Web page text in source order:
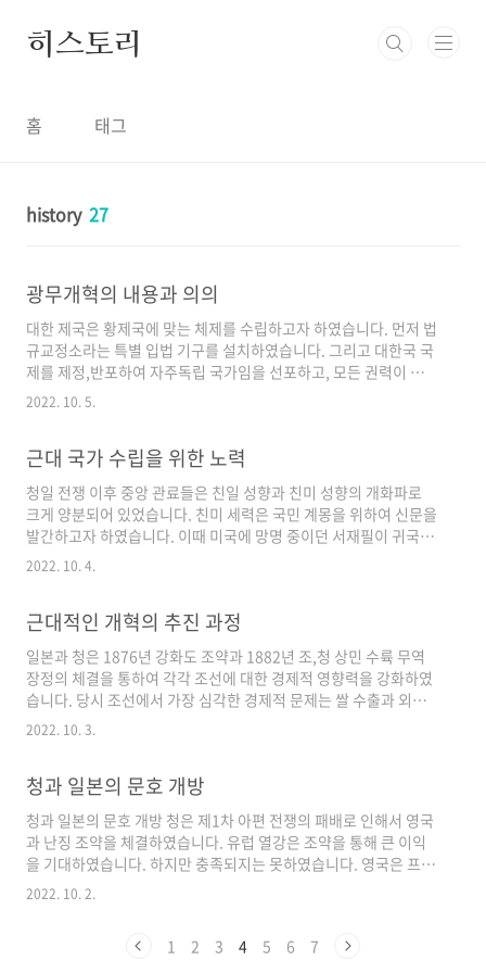
히스토리
홈 태그
history 27
광무개혁의 내용과 의의
대한 제국은 황제국에 맞는 체제를 수립하고자 하였습니다. 먼저 법
규교정소라는 특별 입법 기구를 설치하였습니다. 그리고 대한국 국
제를 제정,반포하여 자주독립 국가임을 선포하고, 모든 권력이 황제
에게 있는 전제 국가임을 천명하였습니다. 이처럼 대한 제국은 국권
화를 이룩하고자 군권을 막강하게 만들었습니다. 또한, 주권의 소재
를 명확히 하기 위해 그 근거를 만국 공법에서 얻었는데, 이는 대한
제국이 근대 주권 국가를 이루겠다는 뜻을 포함하고 있습니다. 대한
제국은 국제를 근간으로 하여 1899년 청과 대등한 통상 조약을 체
결하였습니다. 이는 근대적 외교 관계의 수립을 의미하였습니다.
또..
2022. 10. 5.
근대 국가 수립을 위한 노력
청일 전쟁 이후 중앙 관료들은 친일 성향과 친미 성향의 개화파로
크게 양분되어 있었습니다. 친미 세력은 국민 계몽을 위하여 신문을
발간하고자 하였습니다. 이때 미국에 망명 중이던 서재필이 귀국하
여 정부의 지원을 받아 독립신문을 발간하였습니다. 독립신문은 조
적으로 자주독립을 알리기 위한 영문판으로 보급하였습니다. 이어
자주독립에 대한 상징적인 의미로 독립문을 세우고자 하였고, 이를
세우기 위하여 독립 협회를 창건하였습니다. 지식인들과 정부 내의
개혁적 성향의 관료들을 중심으로 조직하여, 초대 회장은 안경수,
위원장은 이완용이 되었습니다. 서재필은 다시 미국인으로 귀화한
신분이었기 ..
2022. 10. 4.
근대적인 개혁의 추진 과정
일본과 청은 1876년 강화도 조약과 1882년 조,청 상민 수륙 무역
장정의 체결을 통하여 각각 조선에 대한 경제적 영향력을 강화하였
습니다. 당시 조선에서 가장 심각한 경제적 문제는 쌀 수출과 외국
산 면제품의 수입이었습니다. 일본과 청은 값싼 영국산 면제품을 수
데 일본은 조선과의 무역에서 많은 이익을 얻었기 때문에 막대한 양
의 쌀을 조선에서 값싸게 수입할 수 있었습니다.반면 조선에서는 쌀
의 대량 유출로 인해 쌀값이 폭등하게 되었습니다. 대지주들은 쌀값
상승으로 경제적 이익을 얻게 되자, 대토지 소유에 대한 욕심이 생
겼습니다. 이에 따라 지주제가 더욱 강화되는 결과가 나타나게 되..
2022. 10. 3.
청과 일본의 문호 개방
청과 일본의 문호 개방 청은 제1차 아편 전쟁의 패배로 인해서 영국
과 난징 조약을 체결하였습니다. 유럽 열강은 조약을 통해 큰 이익
을 기대하였습니다. 하지만 충족되지는 못하였습니다. 영국은 프랑
스와 연합군을 형성하여 광저우를 점령하였으며 베이징의 관문인
의 주도권을 잡자 청은 영국군과 전투를 벌였습니다. 이에 영, 프 연
2022. 10. 2.
1 2 3 4 5 6 7